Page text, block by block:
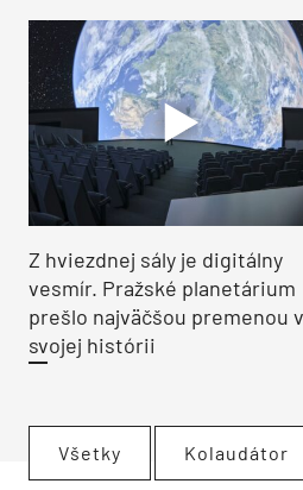
Z hviezdnej sály je digitálny
vesmír. Pražské planetárium
prešlo najväčšou premenou
svojej histórii
Všetky Kolaudátor